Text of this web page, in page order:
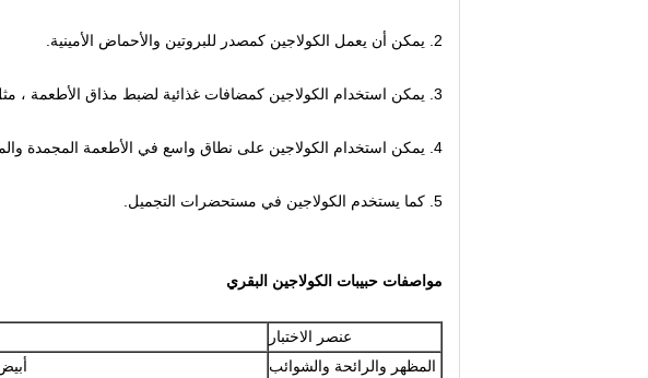
2. يمكن أن يعمل الكولاجين كمصدر للبروتين والأحماض الأمينية.
3. يمكن استخدام الكولاجين كمضافات غذائية لضبط مذاق الأطعمة ، مثل اللحوم.
4. يمكن استخدام الكولاجين على نطاق واسع في الأطعمة المجمدة والمشروبات ومنتجات الألبان والحلوى والكعك وهلم جرا ؛
5. كما يستخدم الكولاجين في مستحضرات التجميل.
مواصفات حبيبات الكولاجين البقري
عنصر الاختبار
المظهر والرائحة والشوائب